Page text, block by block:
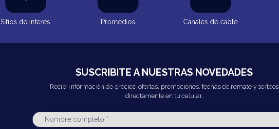
Sitios de Interés Promedios Canales de cable
SUSCRIBITE A NUESTRAS NOVEDADES
Recibí información de precios, ofertas, promociones, fechas de remate y sorteos
directamente en tu celular.